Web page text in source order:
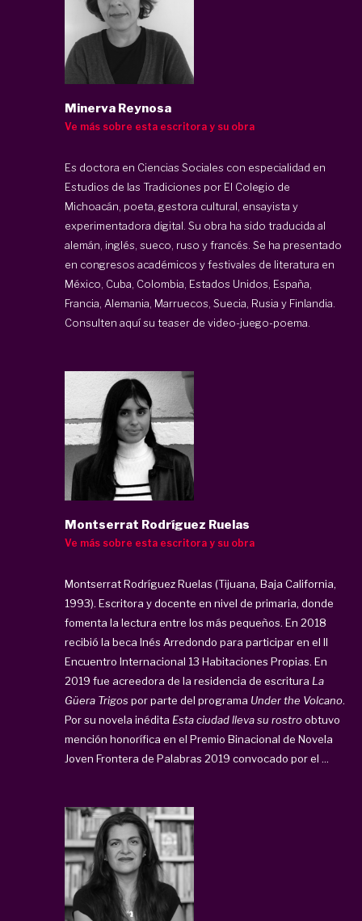
Minerva Reynosa
Ve más sobre esta escritora y su obra
Es doctora en Ciencias Sociales con especialidad en
Estudios de las Tradiciones por El Colegio de
Michoacán, poeta, gestora cultural, ensayista y
experimentadora digital. Su obra ha sido traducida al
alemán, inglés, sueco, ruso y francés. Se ha presentado
en congresos académicos y festivales de literatura en
México, Cuba, Colombia, Estados Unidos, España,
Francia, Alemania, Marruecos, Suecia, Rusia y Finlandia.
Consulten aquísu teaser de video-juego-poema.
Montserrat Rodríguez Ruelas
Ve más sobre esta escritora y su obra
Montserrat Rodríguez Ruelas (Tijuana, Baja California,
1993). Escritora y docente en nivel de primaria, donde
fomenta la lectura entre los más pequeños. En 2018
recibió la beca Inés Arredondo para participar en el II
Encuentro Internacional 13 Habitaciones Propias. En
2019 fue acreedora de la residencia de escritura La
Güera Trigos por parte del programa Under the Volcano.
Por su novela inédita Esta ciudad lleva su rostroobtuvo
mención honorífica en el Premio Binacional de Novela
Joven Frontera de Palabras 2019 convocado por el ...